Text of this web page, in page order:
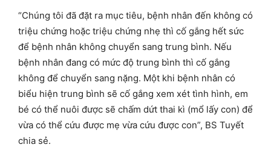
“Chúng tôi đã đặt ra mục tiêu, bệnh nhân đến không có
triệu chứng hoặc triệu chứng nhẹ thì cố gắng hết sức
để bệnh nhân không chuyển sang trung bình. Nếu
bệnh nhân đang có mức độ trung bình thì cố gắng
không để chuyển sang nặng. Một khi bệnh nhân có
biểu hiện trung bình sẽ cố gắng xem xét tình hình, em
bé có thể nuôi được sẽ chấm dứt thai kì (mổ lấy con) để
vừa có thể cứu được mẹ vừa cứu được con”, BS Tuyết
chia sẻ.